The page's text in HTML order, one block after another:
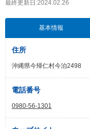
最終更新日:2024.02.26
基本情報
住所
沖縄県今帰仁村今泊2498
電話番号
0980-56-1301